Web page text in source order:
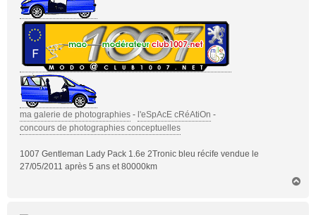
ma galerie de photographies - l'eSpAcE cRéAtiOn -
concours de photographies conceptuelles
1007 Gentleman Lady Pack 1.6e 2Tronic bleu récife vendue le
27/05/2011 après 5 ans et 80000km